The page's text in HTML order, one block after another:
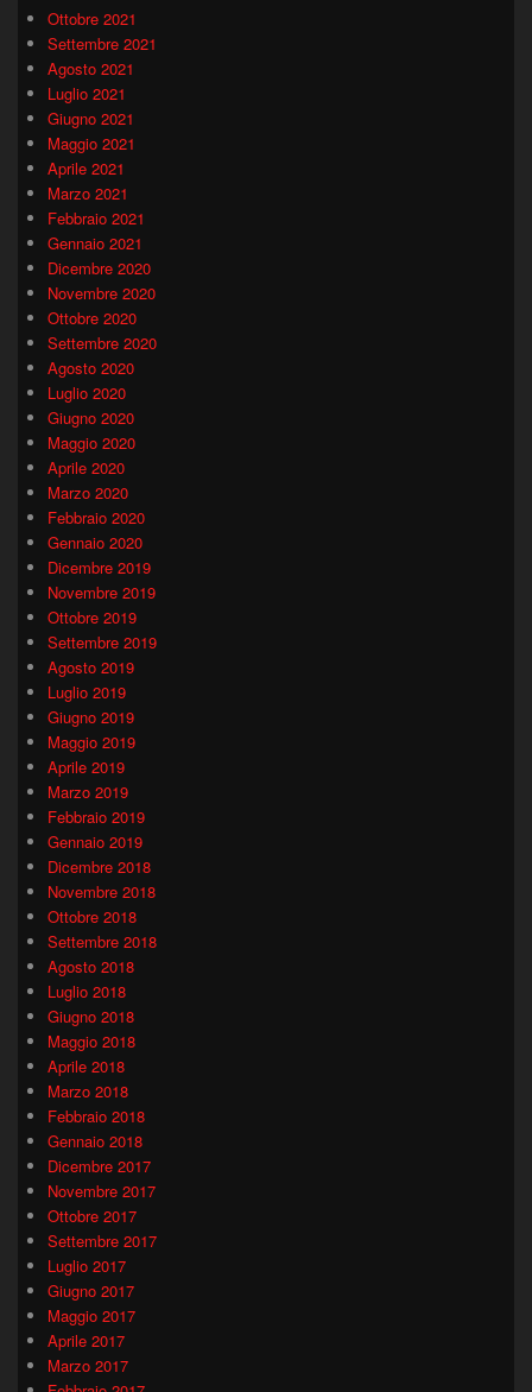
Ottobre 2021
Settembre 2021
Agosto 2021
Luglio 2021
Giugno 2021
Maggio 2021
Aprile 2021
Marzo 2021
Febbraio 2021
Gennaio 2021
Dicembre 2020
Novembre 2020
Ottobre 2020
Settembre 2020
Agosto 2020
Luglio 2020
Giugno 2020
Maggio 2020
Aprile 2020
Marzo 2020
Febbraio 2020
Gennaio 2020
Dicembre 2019
Novembre 2019
Ottobre 2019
Settembre 2019
Agosto 2019
Luglio 2019
Giugno 2019
Maggio 2019
Aprile 2019
Marzo 2019
Febbraio 2019
Gennaio 2019
Dicembre 2018
Novembre 2018
Ottobre 2018
Settembre 2018
Agosto 2018
Luglio 2018
Giugno 2018
Maggio 2018
Aprile 2018
Marzo 2018
Febbraio 2018
Gennaio 2018
Dicembre 2017
Novembre 2017
Ottobre 2017
Settembre 2017
Luglio 2017
Giugno 2017
Maggio 2017
Aprile 2017
Marzo 2017